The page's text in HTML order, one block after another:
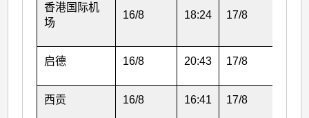
香港国际机
场
16/8 18:24 17/8
启德 16/8 20:43 17/8
西贡 16/8 16:41 17/8